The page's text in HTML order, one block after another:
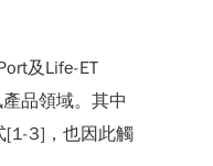
及Life-ET
品領域。其中
[1-3]，也因此觸